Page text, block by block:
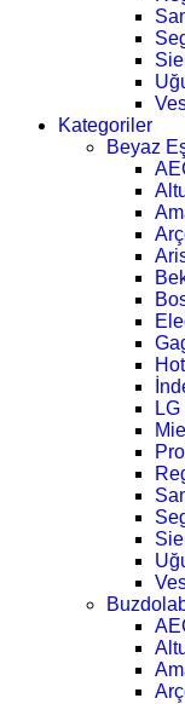
Kategoriler
Beyaz